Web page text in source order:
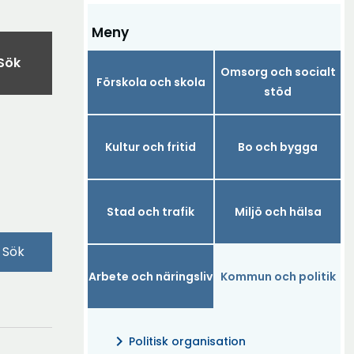
Meny
Förskola och skola
Omsorg och socialt
stöd
Kultur och fritid Bo och bygga
Stad och trafik Miljö och hälsa
Arbete och näringsliv Kommun och politik
chevron_right Politisk organisation
Sök